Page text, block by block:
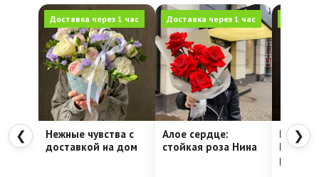
❮
Доставка через 1 час
Нежные чувства с
доставкой на дом
Доставка через 1 час
Алое сердце:
стойкая роза Нина
Недели
❯